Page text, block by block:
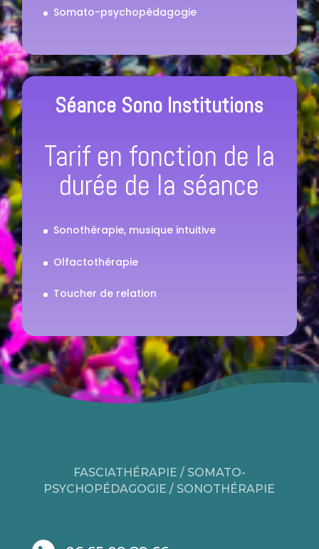
Somato-psychopédagogie
Séance Sono Institutions
Tarif en fonction de la
durée de la séance
Sonothérapie, musique intuitive
Olfactothérapie
Toucher de relation
FASCIATHÉRAPIE / SOMATO-
PSYCHOPÉDAGOGIE / SONOTHÉRAPIE